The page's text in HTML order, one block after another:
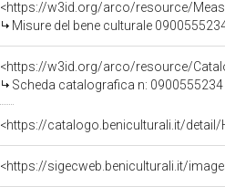
<https://w3id.org/arco/resource/
Misure del bene culturale
<https://w3id.org/arco/resource/
Scheda catalografica n: 0900555234
<https://catalogo.beniculturali.it/
<https://sigecweb.beniculturali.it/